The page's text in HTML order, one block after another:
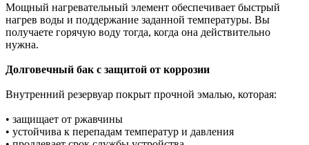
Мощный нагревательный элемент обеспечивает быстрый
нагрев воды и поддержание заданной температуры. Вы
получаете горячую воду тогда, когда она действительно
нужна.
Долговечный бак с защитой от коррозии
Внутренний резервуар покрыт прочной эмалью, которая:
• защищает от ржавчины
• устойчива к перепадам температур и давления